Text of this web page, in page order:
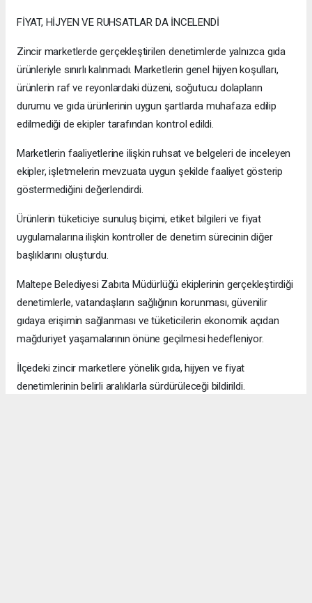
FİYAT, HİJYEN VE RUHSATLAR DA İNCELENDİ
Zincir marketlerde gerçekleştirilen denetimlerde yalnızca gıda
ürünleriyle sınırlı kalınmadı. Marketlerin genel hijyen koşulları,
ürünlerin raf ve reyonlardaki düzeni, soğutucu dolapların
durumu ve gıda ürünlerinin uygun şartlarda muhafaza edilip
edilmediği de ekipler tarafından kontrol edildi.
Marketlerin faaliyetlerine ilişkin ruhsat ve belgeleri de inceleyen
ekipler, işletmelerin mevzuata uygun şekilde faaliyet gösterip
göstermediğini değerlendirdi.
Ürünlerin tüketiciye sunuluş biçimi, etiket bilgileri ve fiyat
uygulamalarına ilişkin kontroller de denetim sürecinin diğer
başlıklarını oluşturdu.
Maltepe Belediyesi Zabıta Müdürlüğü ekiplerinin gerçekleştirdiği
denetimlerle, vatandaşların sağlığının korunması, güvenilir
gıdaya erişimin sağlanması ve tüketicilerin ekonomik açıdan
mağduriyet yaşamalarının önüne geçilmesi hedefleniyor.
İlçedeki zincir marketlere yönelik gıda, hijyen ve fiyat
denetimlerinin belirli aralıklarla sürdürüleceği bildirildi.